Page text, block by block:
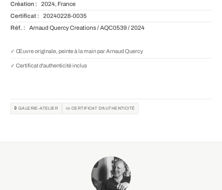
Création : 2024, France
Certificat : 20240228-0035
Réf. : Arnaud Quercy Creations / AQC0539 / 2024
✓ Œuvre originale, peinte à la main par Arnaud Quercy
✓ Certificat d'authenticité inclus
🔒 GALERIE-ATELIER 📜 CERTIFICAT D'AUTHENTICITÉ